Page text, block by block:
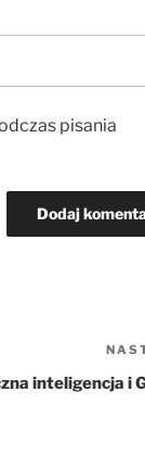
pisania
inteligencja i